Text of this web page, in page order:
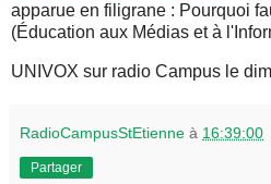
apparue en filigrane : Pourquoi
(Éducation aux Médias et à
UNIVOX sur radio Campus le
RadioCampusStEtienne à 16:39:00
Partager